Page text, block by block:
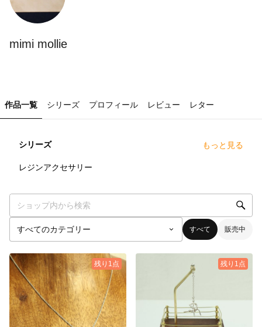
mimi mollie
作品一覧 シリーズ プロフィール レビュー レター
シリーズ もっと見る
レジンアクセサリー
すべて 販売中
残り1点 残り1点